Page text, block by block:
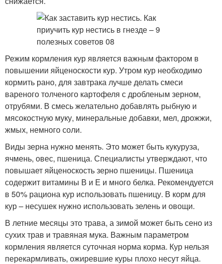
Режим кормления кур является важным фактором в
повышении яйценоскости кур. Утром кур необходимо
кормить рано, для завтрака лучше делать смеси
вареного толченого картофеля с дробленым зерном,
отрубями. В смесь желательно добавлять рыбную и
мясокостную муку, минеральные добавки, мел, дрожжи,
жмых, немного соли.
Виды зерна нужно менять. Это может быть кукуруза,
ячмень, овес, пшеница. Специалисты утверждают, что
повышает яйценоскость зерно пшеницы. Пшеница
содержит витамины В и Е и много белка. Рекомендуется
в 50% рациона кур использовать пшеницу. В корм для
кур – несушек нужно использовать зелень и овощи.
В летние месяцы это трава, а зимой может быть сено из
сухих трав и травяная мука. Важным параметром
кормления является суточная норма корма. Кур нельзя
перекармливать, ожиревшие куры плохо несут яйца.